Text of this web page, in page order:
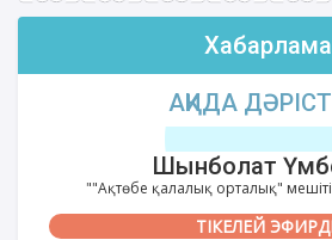
Хабарлама
АҚИДА
Шынболат
""Ақтөбе қалалық орталық"
ТІКЕЛЕЙ